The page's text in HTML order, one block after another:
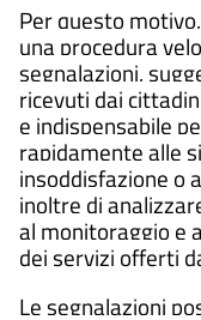
Per questo
una procedura
segnalazioni,
ricevuti dai
e indispensabile
rapidamente alle
insoddisfazione o
inoltre di
al monitoraggio e
dei servizi offerti
Le segnalazioni